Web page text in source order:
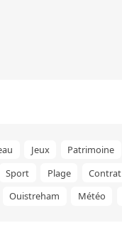
Jeux Patrimoine
Sport Plage Contrat
Ouistreham Météo